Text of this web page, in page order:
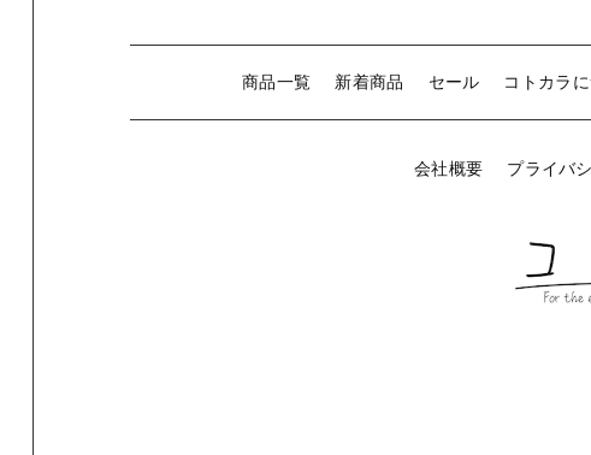
商品一覧 新着商品 セール コトカラ
会社概要 プライバ